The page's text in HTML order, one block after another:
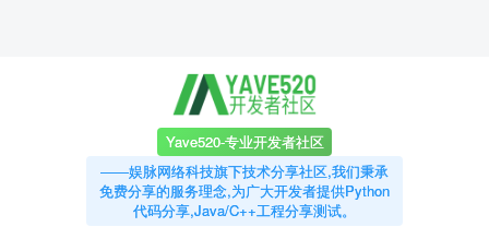
Yave520-专业开发者社区
——娱脉网络科技旗下技术分享社区,我们秉承
免费分享的服务理念,为广大开发者提供Python
代码分享,Java/C++工程分享测试。